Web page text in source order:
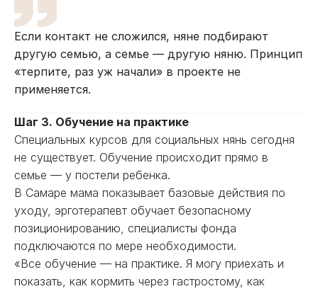
Если контакт не сложился, няне подбирают
другую семью, а семье — другую няню. Принцип
«терпите, раз уж начали» в проекте не
применяется.
Шаг 3. Обучение на практике
Специальных курсов для социальных нянь сегодня
не существует. Обучение происходит прямо в
семье — у постели ребенка.
В Самаре мама показывает базовые действия по
уходу, эрготерапевт обучает безопасному
позиционированию, специалисты фонда
подключаются по мере необходимости.
«Все обучение — на практике. Я могу приехать и
показать, как кормить через гастростому, как